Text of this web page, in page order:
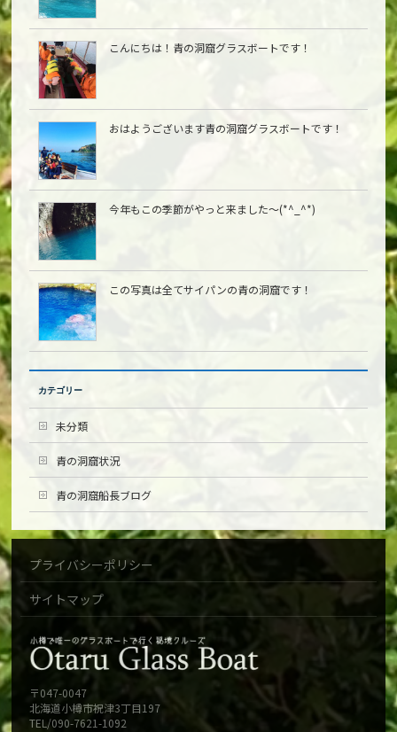
こんにちは︎！青の洞窟グラスボートです！
おはようございます青の洞窟グラスボートです！
今年もこの季節がやっと来ました〜(*^_^*)
この写真は全てサイパンの青の洞窟です！
カテゴリー
未分類
青の洞窟状況
青の洞窟船長ブログ
プライバシーポリシー
サイトマップ
〒047-0047
北海道小樽市祝津3丁目197
TEL/090-7621-1092